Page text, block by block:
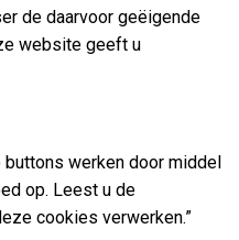
de daarvoor geëigende
website geeft u
werken door middel
op. Leest u de
cookies verwerken.”